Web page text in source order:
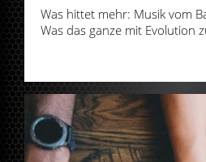
Was hittet mehr: Musik vom
Was das ganze mit Evolution